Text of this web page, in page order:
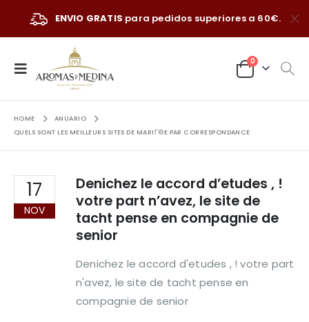
ENVIO GRATIS para pedidos superiores a 60€.
0
HOME
ANUARIO
QUELS SONT LES MEILLEURS SITES DE MARIГ©E PAR CORRESPONDANCE
17
NOV
Denichez le accord d’etudes , !
votre part n’avez, le site de
tacht pense en compagnie de
senior
Denichez le accord d'etudes , ! votre part
n'avez, le site de tacht pense en
compagnie de senior